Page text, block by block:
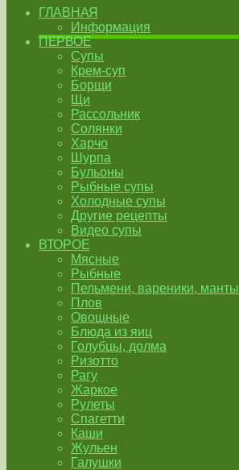
ГЛАВНАЯ
Информация
ПЕРВОЕ
Супы
Крем-суп
Борщи
Щи
Рассольник
Солянки
Харчо
Шурпа
Бульоны
Рыбные супы
Холодные супы
Другие рецепты
Видео супы
ВТОРОЕ
Мясные
Рыбные
Пельмени, вареники, манты
Плов
Овощные
Блюда из яиц
Голубцы, долма
Ризотто
Рагу
Жаркое
Рулеты
Спагетти
Каши
Жульен
Галушки